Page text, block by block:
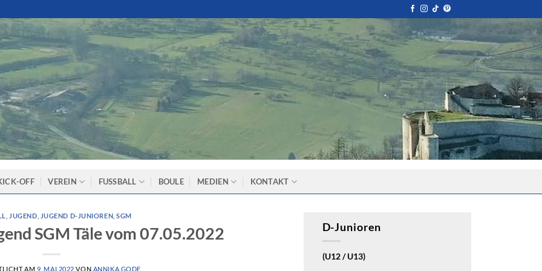
OFF VEREIN FUSSBALL BOULE MEDIEN KONTAKT
JUGEND JUGEND D-JUNIOREN ,SGM
SGM Täle vom 07.05.2022
AM 9. MAI 2022 VON ANNIKA GODE
D-Junioren
(U12 / U13)